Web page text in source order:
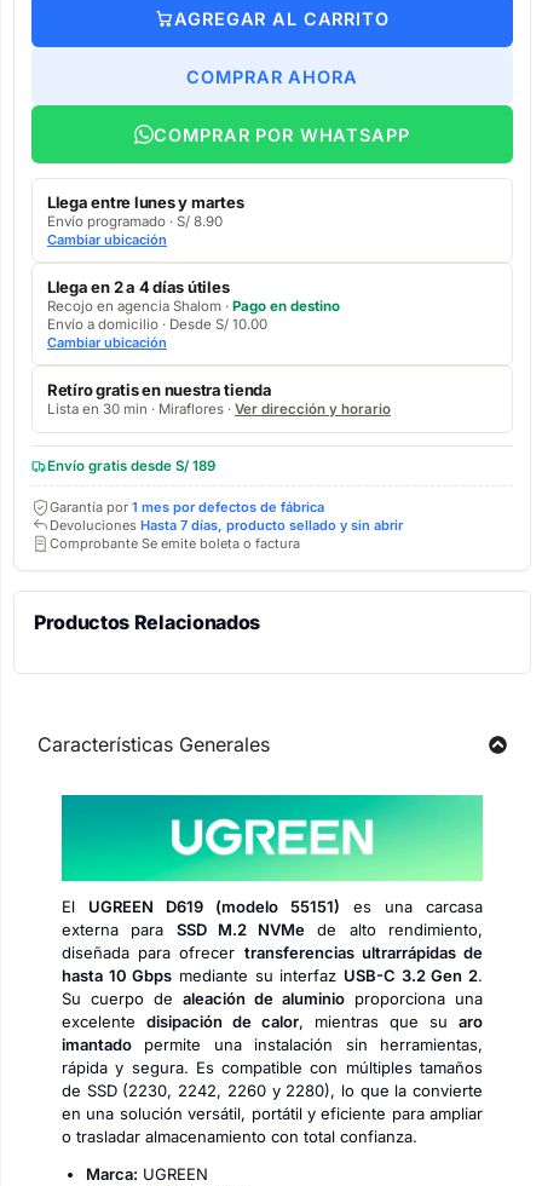
AGREGAR AL CARRITO
COMPRAR AHORA
COMPRAR POR WHATSAPP
Llega entre lunes y martes
Envío programado · S/ 8.90
Cambiar ubicación
Llega en 2 a 4 días útiles
Recojo en agencia Shalom · Pago en destino
Envío a domicilio · Desde S/ 10.00
Cambiar ubicación
Retíro gratis en nuestra tienda
Lista en 30 min · Miraflores · Ver dirección y horario
Envío gratis desde S/ 189
Garantía por 1 mes por defectos de fábrica
Devoluciones Hasta 7 días, producto sellado y sin abrir
Comprobante Se emite boleta o factura
Productos Relacionados
Características Generales
El UGREEN D619 (modelo 55151) es una carcasa
externa para SSD M.2 NVMe de alto rendimiento,
diseñada para ofrecer transferencias ultrarrápidas de
hasta 10 Gbps mediante su interfaz USB-C 3.2 Gen 2.
Su cuerpo de aleación de aluminio proporciona una
excelente disipación de calor, mientras que su aro
imantado permite una instalación sin herramientas,
rápida y segura. Es compatible con múltiples tamaños
de SSD (2230, 2242, 2260 y 2280), lo que la convierte
en una solución versátil, portátil y eficiente para ampliar
o trasladar almacenamiento con total confianza.
Marca: UGREEN